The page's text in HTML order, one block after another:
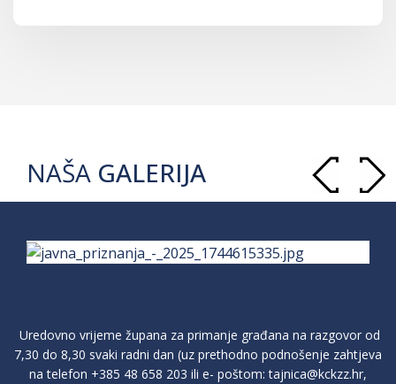
NAŠA GALERIJA
Uredovno vrijeme župana za primanje građana na razgovor od
7,30 do 8,30 svaki radni dan (uz prethodno podnošenje zahtjeva
na telefon +385 48 658 203 ili e- poštom:tajnica@kckzz.hr,